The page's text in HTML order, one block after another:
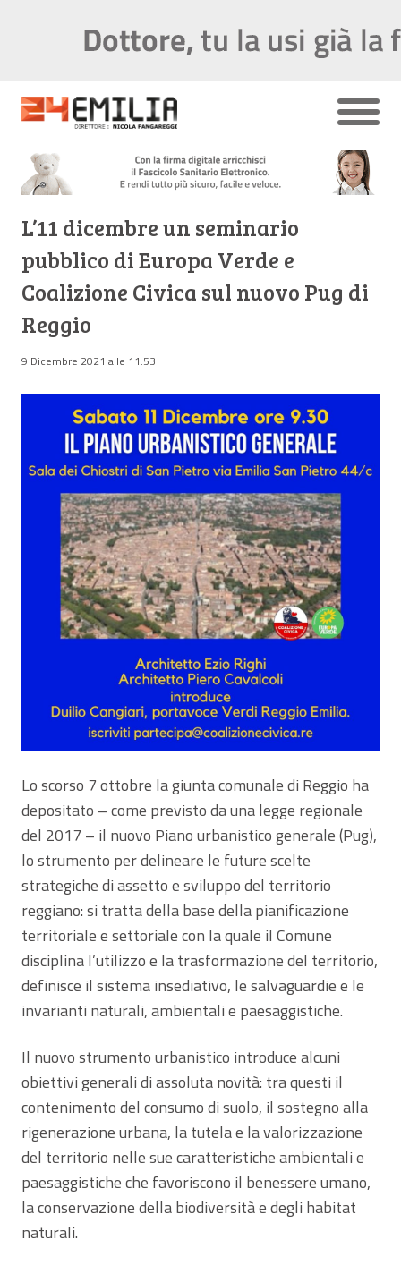
L’11 dicembre un seminario
pubblico di Europa Verde e
Coalizione Civica sul nuovo Pug di
Reggio
9 Dicembre 2021 alle 11:53
Lo scorso 7 ottobre la giunta comunale di Reggio ha
depositato – come previsto da una legge regionale
del 2017 – il nuovo Piano urbanistico generale (Pug),
lo strumento per delineare le future scelte
strategiche di assetto e sviluppo del territorio
reggiano: si tratta della base della pianificazione
territoriale e settoriale con la quale il Comune
disciplina l’utilizzo e la trasformazione del territorio,
definisce il sistema insediativo, le salvaguardie e le
invarianti naturali, ambientali e paesaggistiche.
Il nuovo strumento urbanistico introduce alcuni
obiettivi generali di assoluta novità: tra questi il
contenimento del consumo di suolo, il sostegno alla
rigenerazione urbana, la tutela e la valorizzazione
del territorio nelle sue caratteristiche ambientali e
paesaggistiche che favoriscono il benessere umano,
la conservazione della biodiversità e degli habitat
naturali.